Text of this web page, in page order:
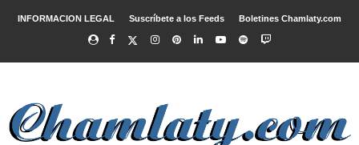
INFORMACION LEGAL Suscríbete a los Feeds Boletines Chamlaty.com